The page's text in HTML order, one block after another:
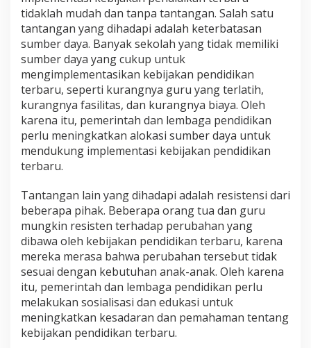
tidaklah mudah dan tanpa tantangan. Salah satu
tantangan yang dihadapi adalah keterbatasan
sumber daya. Banyak sekolah yang tidak memiliki
sumber daya yang cukup untuk
mengimplementasikan kebijakan pendidikan
terbaru, seperti kurangnya guru yang terlatih,
kurangnya fasilitas, dan kurangnya biaya. Oleh
karena itu, pemerintah dan lembaga pendidikan
perlu meningkatkan alokasi sumber daya untuk
mendukung implementasi kebijakan pendidikan
terbaru.
Tantangan lain yang dihadapi adalah resistensi dari
beberapa pihak. Beberapa orang tua dan guru
mungkin resisten terhadap perubahan yang
dibawa oleh kebijakan pendidikan terbaru, karena
mereka merasa bahwa perubahan tersebut tidak
sesuai dengan kebutuhan anak-anak. Oleh karena
itu, pemerintah dan lembaga pendidikan perlu
melakukan sosialisasi dan edukasi untuk
meningkatkan kesadaran dan pemahaman tentang
kebijakan pendidikan terbaru.